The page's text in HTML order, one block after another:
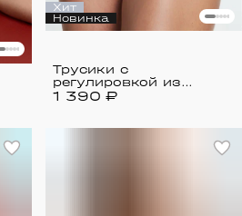
Хит
Новинка
1 390 ₽
Трусики с
регулировкой из
мягкой сетки красные